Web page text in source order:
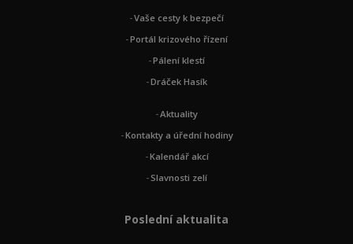
Vaše cesty k bezpečí
Portál krizového řízení
Pálení klestí
Dráček Hasík
Aktuality
Kontakty a úřední hodiny
Kalendář akcí
Slavnosti zelí
Poslední aktualita